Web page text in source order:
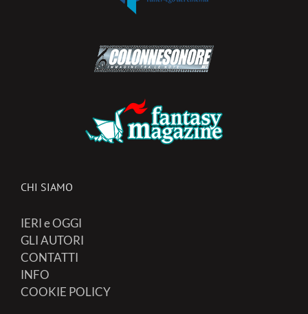
CHI SIAMO
IERI e OGGI
GLI AUTORI
CONTATTI
INFO
COOKIE POLICY